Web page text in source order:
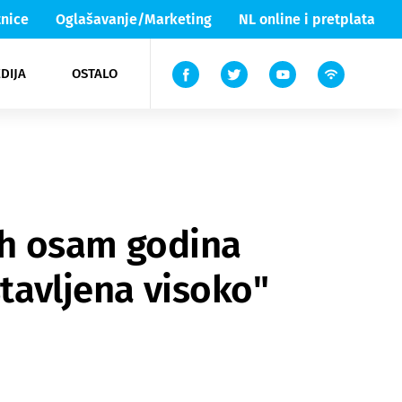
Oglašavanje/Marketing NL online i pretplata
OSTALO
Lika & Senj
TV
osam godina
visoko"